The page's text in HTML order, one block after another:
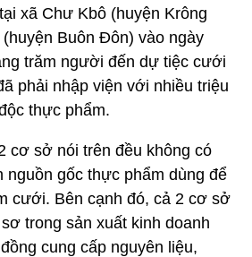
xã Chư Kbô (huyện Krông
Buôn Đôn) vào ngày
trăm người đến dự tiệc cưới
phải nhập viện với nhiều triệu
thực phẩm.
cơ sở nói trên đều không có
nguồn gốc thực phẩm dùng để
cưới. Bên cạnh đó, cả 2 cơ sở
trong sản xuất kinh doanh
cung cấp nguyên liệu,